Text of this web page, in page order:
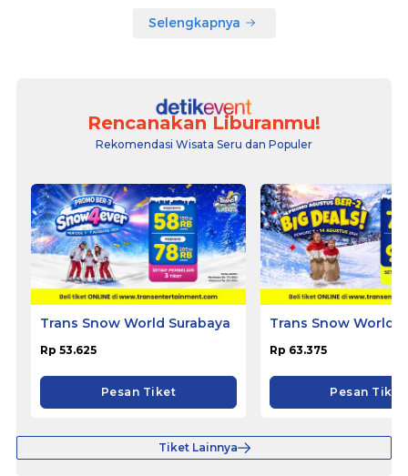
Selengkapnya
Rencanakan Liburanmu!
Rekomendasi Wisata Seru dan Populer
Trans Snow World Surabaya
Rp 53.625
Pesan Tiket
Trans Snow World
Rp 63.375
Pesan Tiket
Tiket Lainnya